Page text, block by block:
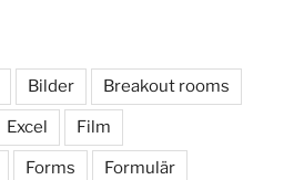
Bilder Breakout rooms
Excel Film
Forms Formulär